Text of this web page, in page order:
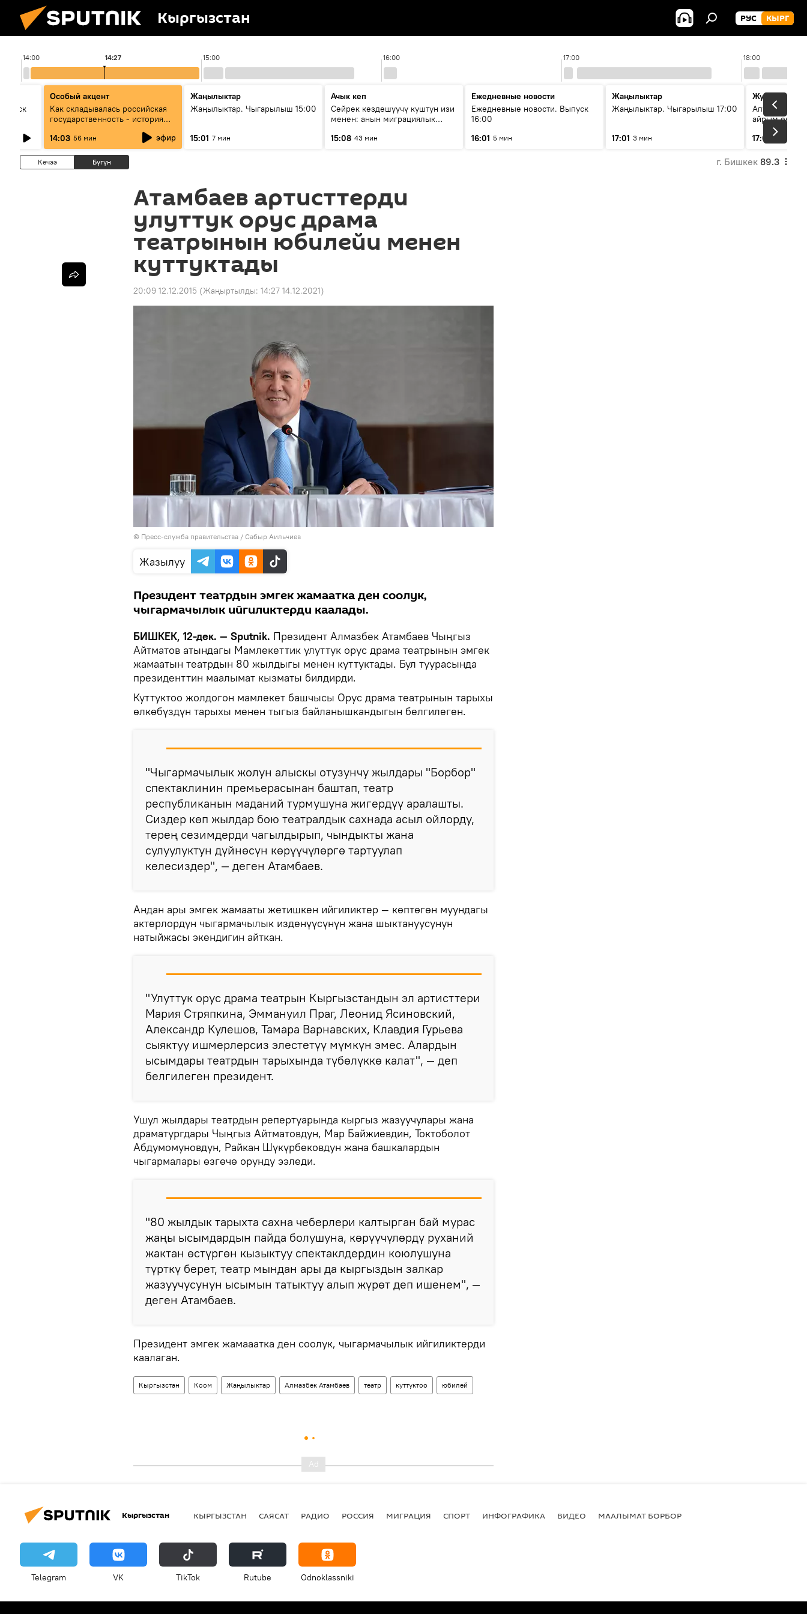
Кыргызстан РУС КЫРГ
14:00 15:00 16:00 17:00 18:00
14:27
Особый акцент
Как складывалась российская
государственность - история
России и геополитика Евразии
глазами аналитиков
14:03 56 мин эфир
Жаңылыктар
Жаңылыктар. Чыгарылыш 15:00
15:01 7 мин
Ачык кеп
Сейрек кездешүүчү куштун изи
менен: анын миграциялык
15:08 43 мин
Ежедневные новости
Ежедневные новости. Выпуск
16:00
16:01 5 мин
Жаңылыктар
Жаңылыктар. Чыгарылыш 17:00
17:01 3 мин
Жума
Апта ичинде
айрым
17:05
Кечээ Бүгүн г. Бишкек 89.3
Атамбаев артисттерди
улуттук орус драма
театрынын юбилейи менен
куттуктады
20:09 12.12.2015 (Жаңыртылды: 14:27 14.12.2021)
© Пресс-служба правительства / Сабыр Аильчиев
Жазылуу
Президент театрдын эмгек жамаатка ден соолук,
чыгармачылык ийгиликтерди каалады.
БИШКЕК, 12-дек. — Sputnik. Президент Алмазбек Атамбаев Чыңгыз
Айтматов атындагы Мамлекеттик улуттук орус драма театрынын эмгек
жамаатын театрдын 80 жылдыгы менен куттуктады. Бул туурасында
президенттин маалымат кызматы билдирди.
Куттуктоо жолдогон мамлекет башчысы Орус драма театрынын тарыхы
өлкөбүздүн тарыхы менен тыгыз байланышкандыгын белгилеген.
"Чыгармачылык жолун алыскы отузунчу жылдары "Борбор"
спектаклинин премьерасынан баштап, театр
республиканын маданий турмушуна жигердүү аралашты.
Сиздер көп жылдар бою театралдык сахнада асыл ойлорду,
терең сезимдерди чагылдырып, чындыкты жана
сулуулуктун дүйнөсүн көрүүчүлөргө тартуулап
келесиздер", — деген Атамбаев.
Андан ары эмгек жамааты жетишкен ийгиликтер — көптөгөн муундагы
актерлордун чыгармачылык изденүүсүнүн жана шыктануусунун
натыйжасы экендигин айткан.
"Улуттук орус драма театрын Кыргызстандын эл артисттери
Мария Стряпкина, Эммануил Праг, Леонид Ясиновский,
Александр Кулешов, Тамара Варнавских, Клавдия Гурьева
сыяктуу ишмерлерсиз элестетүү мүмкүн эмес. Алардын
ысымдары театрдын тарыхында түбөлүккө калат", — деп
белгилеген президент.
Ушул жылдары театрдын репертуарында кыргыз жазуучулары жана
драматургдары Чыңгыз Айтматовдун, Мар Байжиевдин, Токтоболот
Абдумомуновдун, Райкан Шүкүрбековдун жана башкалардын
чыгармалары өзгөчө орунду ээледи.
"80 жылдык тарыхта сахна чеберлери калтырган бай мурас
жаңы ысымдардын пайда болушуна, көрүүчүлөрдү руханий
жактан өстүргөн кызыктуу спектаклдердин коюлушуна
түрткү берет, театр мындан ары да кыргыздын залкар
жазуучусунун ысымын татыктуу алып жүрөт деп ишенем", —
деген Атамбаев.
Президент эмгек жамааатка ден соолук, чыгармачылык ийгиликтерди
каалаган.
Кыргызстан Коом Жаңылыктар Алмазбек Атамбаев театр куттуктоо юбилей
Кыргызстан КЫРГЫЗСТАН САЯСАТ РАДИО РОССИЯ МИГРАЦИЯ СПОРТ ИНФОГРАФИКА ВИДЕО МААЛЫМАТ БОРБОР
Telegram VK ТikТоk Rutube Odnoklassniki